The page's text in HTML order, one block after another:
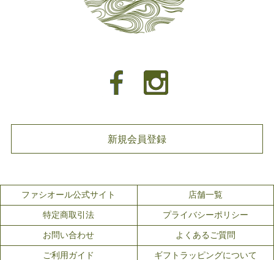
新規会員登録
ファシオール公式サイト 店舗一覧
特定商取引法 プライバシーポリシー
お問い合わせ よくあるご質問
ご利用ガイド ギフトラッピングについて